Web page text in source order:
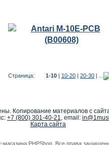
Страница: 1-10 | 10-20 | 20-30 | ...
Копирование материалов с
+7 (800) 301-40-21, email:
Карта сайта
магазина PHPShop . Все права